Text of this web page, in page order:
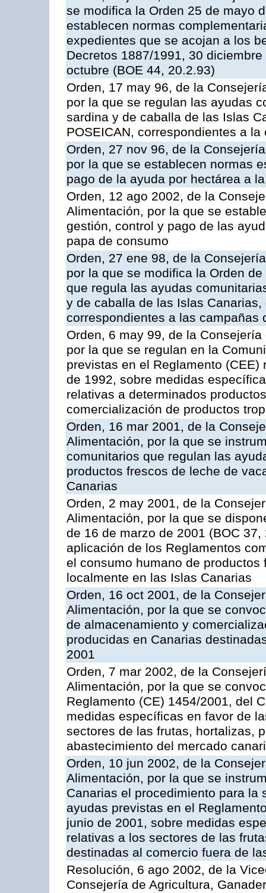
se modifica la Orden 25 de mayo
establecen normas
expedientes que se acojan a los
Decretos 1887/1991, 30
octubre (BOE 44, 20.2.93)
Orden, 17 may 96, de la
por la que se regulan las ayudas
sardina y de caballa de las Islas
POSEICAN, correspondientes a
Orden, 27 nov 96, de la
por la que se establecen normas
pago de la ayuda por hectárea a
Orden, 12 ago 2002, de la
Alimentación, por la que se
gestión, control y pago de las
papa de consumo
Orden, 27 ene 98, de la
por la que se modifica la Orden
que regula las ayudas
y de caballa de las Islas
correspondientes a las campañas
Orden, 6 may 99, de la
por la que se regulan en la
previstas en el Reglamento
de 1992, sobre medidas
relativas a determinados
comercialización de productos
Orden, 16 mar 2001, de la
Alimentación, por la que se
comunitarios que regulan las
productos frescos de leche de
Canarias
Orden, 2 may 2001, de la
Alimentación, por la que se
de 16 de marzo de 2001 (BOC
aplicación de los Reglamentos
el consumo humano de
localmente en las Islas Canarias
Orden, 16 oct 2001, de la
Alimentación, por la que se
de almacenamiento y
producidas en Canarias
2001
Orden, 7 mar 2002, de la
Alimentación, por la que se
Reglamento (CE) 1454/2001, del
medidas específicas en favor de
sectores de las frutas, hortalizas,
abastecimiento del mercado
Orden, 10 jun 2002, de la
Alimentación, por la que se
Canarias el procedimiento para
ayudas previstas en el
junio de 2001, sobre medidas
relativas a los sectores de las
destinadas al comercio fuera de
Resolución, 6 ago 2002, de la
Consejería de Agricultura,